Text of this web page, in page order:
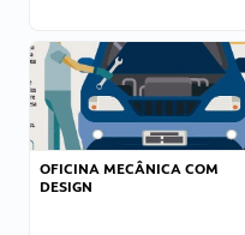
OFICINA MECÂNICA COM
DESIGN